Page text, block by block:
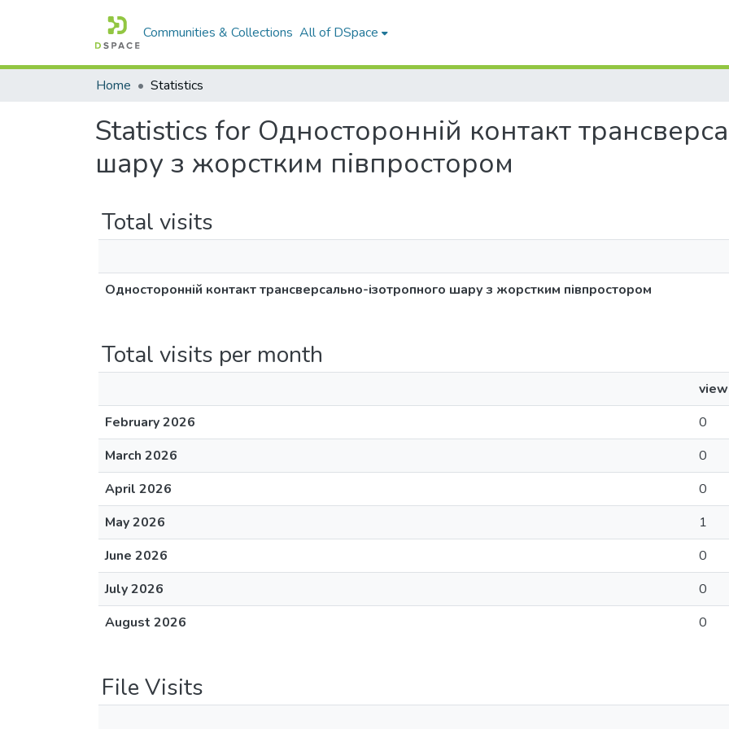
Communities & Collections All of DSpace
Home Statistics
Statistics for Односторонній контакт
шару з жорстким півпростором
Total visits
Односторонній контакт трансверсально-ізотропного шару з жорстким півпростором
Total visits per month
February 2026
0
March 2026
0
April 2026
0
May 2026
1
June 2026
0
July 2026
0
August 2026
0
File Visits